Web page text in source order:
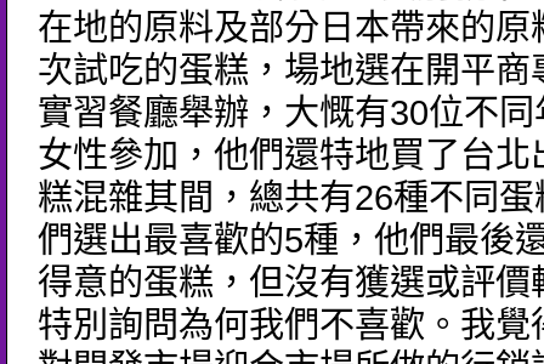
在地的原料及部分日本帶來的原
次試吃的蛋糕，場地選在開平商
實習餐廳舉辦，大慨有30位不
女性參加，他們還特地買了台北
糕混雜其間，總共有26種不同
們選出最喜歡的5種，他們最後
得意的蛋糕，但沒有獲選或評價
特別詢問為何我們不喜歡。我覺